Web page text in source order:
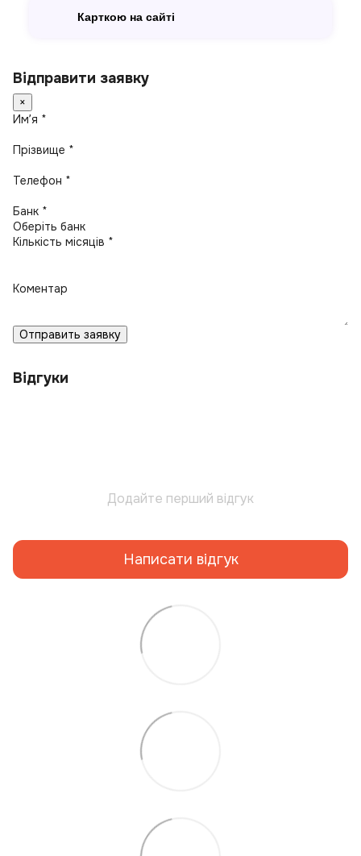
Карткою на сайті
Відправити заявку
×
Имʼя *
Прізвище *
Телефон *
Банк *
Кількість місяців *
Коментар
Отправить заявку
Відгуки
Додайте перший відгук
Написати відгук